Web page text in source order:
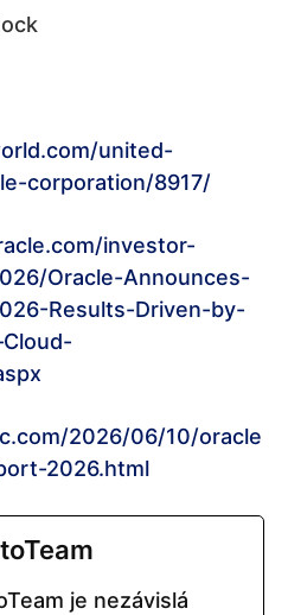
united-
corporation/8917/
investor-
Oracle-Announces-
Results-Driven-by-
2026/06/10/oracle
2026.html
je nezávislá